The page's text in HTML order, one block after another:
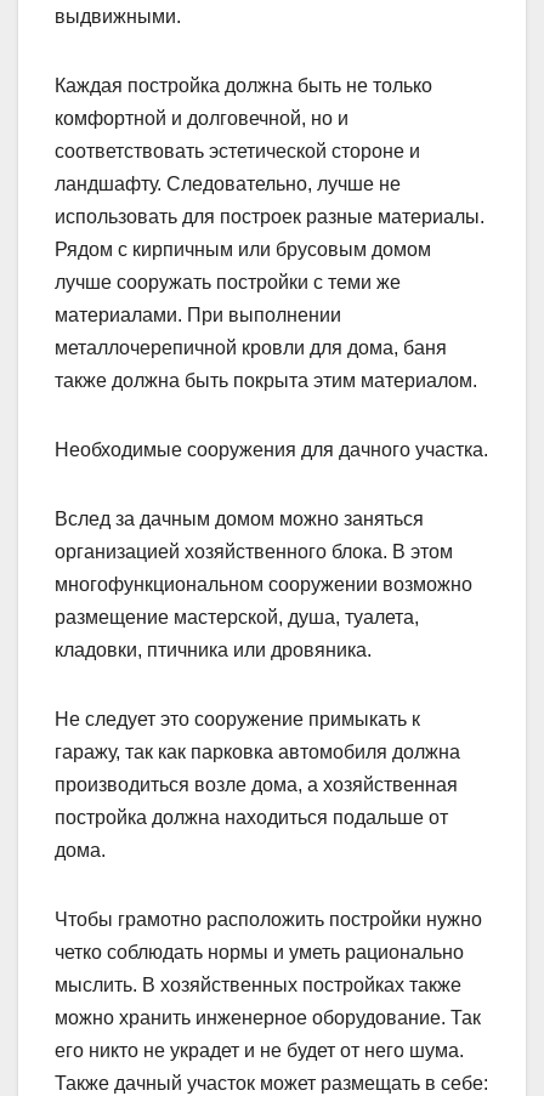
выдвижными.
Каждая постройка должна быть не только
комфортной и долговечной, но и
соответствовать эстетической стороне и
ландшафту. Следовательно, лучше не
использовать для построек разные материалы.
Рядом с кирпичным или брусовым домом
лучше сооружать постройки с теми же
материалами. При выполнении
металлочерепичной кровли для дома, баня
также должна быть покрыта этим материалом.
Необходимые сооружения для дачного участка.
Вслед за дачным домом можно заняться
организацией хозяйственного блока. В этом
многофункциональном сооружении возможно
размещение мастерской, душа, туалета,
кладовки, птичника или дровяника.
Не следует это сооружение примыкать к
гаражу, так как парковка автомобиля должна
производиться возле дома, а хозяйственная
постройка должна находиться подальше от
дома.
Чтобы грамотно расположить постройки нужно
четко соблюдать нормы и уметь рационально
мыслить. В хозяйственных постройках также
можно хранить инженерное оборудование. Так
его никто не украдет и не будет от него шума.
Также дачный участок может размещать в себе: